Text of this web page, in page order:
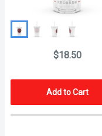
$18.50
Add to Cart